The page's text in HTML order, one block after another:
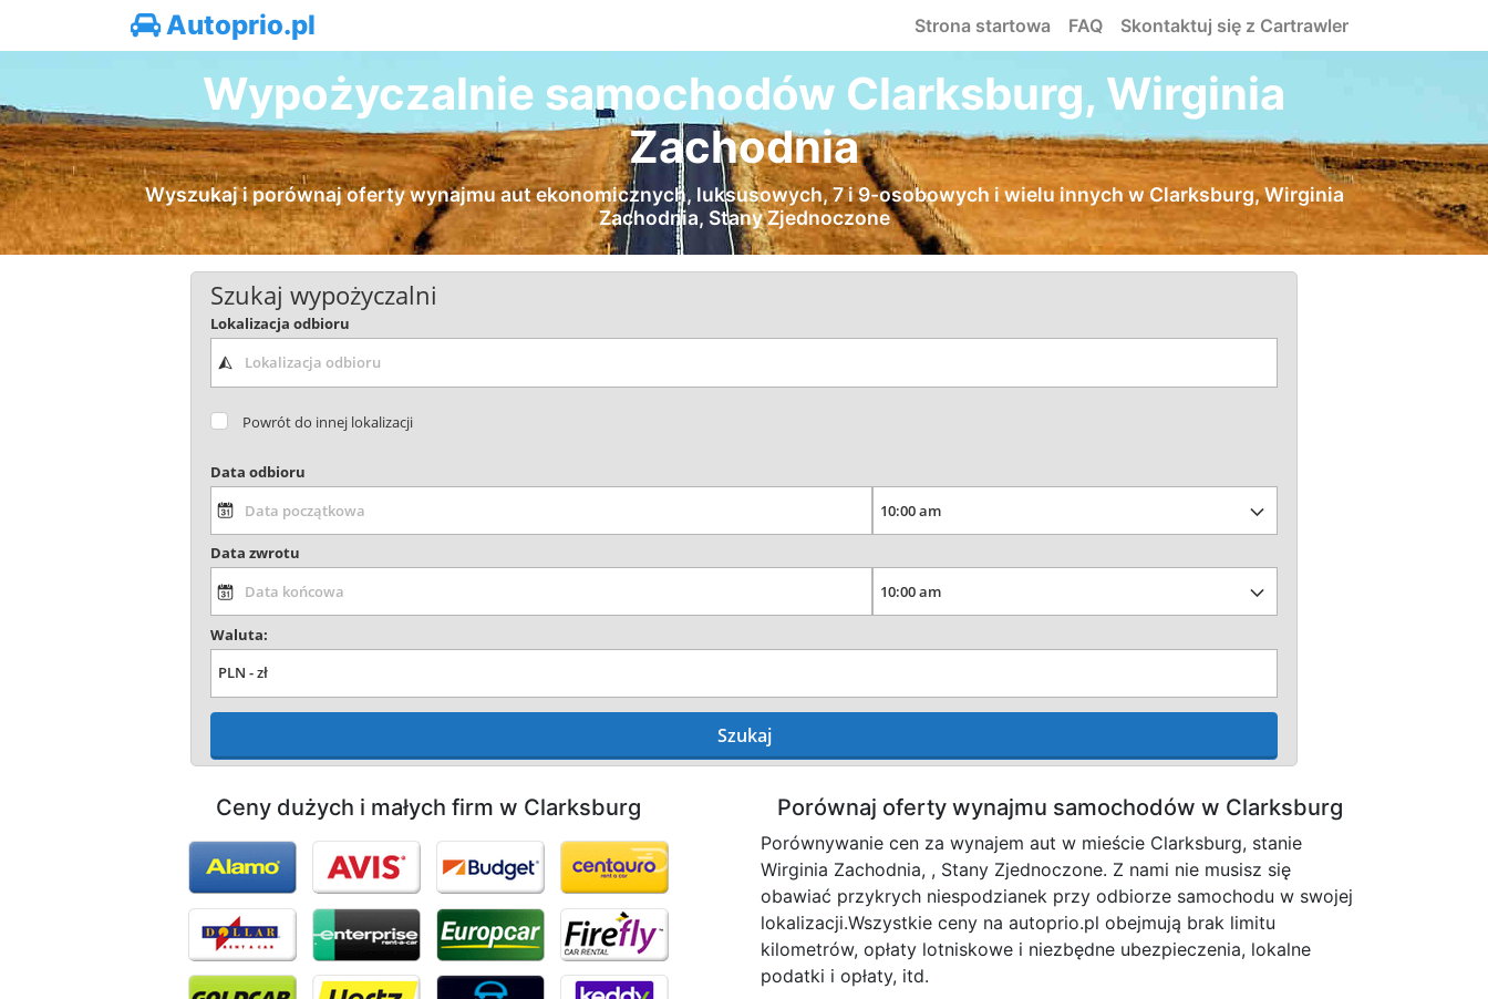
Autoprio.pl Strona startowa FAQ Skontaktuj się z Cartrawler
Wypożyczalnie samochodów Clarksburg, Wirginia
Zachodnia
Wyszukaj i porównaj oferty wynajmu aut ekonomicznych, luksusowych, 7 i 9-osobowych i wielu innych w Clarksburg, Wirginia
Zachodnia, Stany Zjednoczone
Szukaj wypożyczalni
Lokalizacja odbioru
Powrót do innej lokalizacji
Data odbioru
Data zwrotu
Waluta:
Szukaj
Ceny dużych i małych firm w Clarksburg Porównaj oferty wynajmu samochodów w Clarksburg
Porównywanie cen za wynajem aut w mieście Clarksburg, stanie
Wirginia Zachodnia, , Stany Zjednoczone. Z nami nie musisz się
obawiać przykrych niespodzianek przy odbiorze samochodu w swojej
lokalizacji.Wszystkie ceny na autoprio.pl obejmują brak limitu
kilometrów, opłaty lotniskowe i niezbędne ubezpieczenia, lokalne
podatki i opłaty, itd.